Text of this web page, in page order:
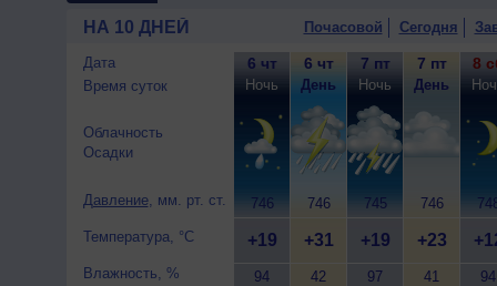
НА 10 ДНЕЙ Почасовой Сегодня
Дата
Время суток
Облачность
Осадки
Давление, мм. рт. ст.
Температура, °C
Влажность, %
6 чт
Ночь
746
+19
94
6 чт
День
746
+31
42
7 пт
Ночь
745
+19
97
7 пт
День
746
+23
41
8
94